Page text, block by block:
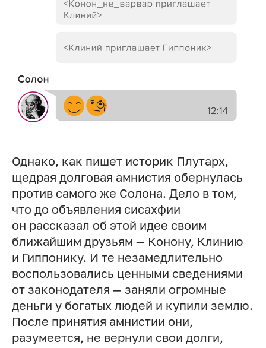
Однако, как пишет историк Плутарх,
щедрая долговая амнистия обернулась
против самого же Солона. Дело в том,
что до объявления сисахфии
он рассказал об этой идее своим
ближайшим друзьям — Конону, Клинию
и Гиппонику. И те незамедлительно
воспользовались ценными сведениями
от законодателя — заняли огромные
деньги у богатых людей и купили землю.
После принятия амнистии они,
разумеется, не вернули свои долги,